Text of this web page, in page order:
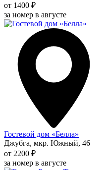
от 1400 ₽
за номер в августе
Гостевой дом «Белла»
Джубга, мкр. Южный, 46
от 2200 ₽
за номер в августе